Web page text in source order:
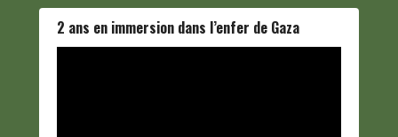
2 ans en immersion dans l’enfer de Gaza